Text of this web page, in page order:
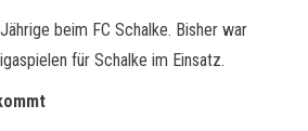
beim FC Schalke. Bisher war
für Schalke im Einsatz.